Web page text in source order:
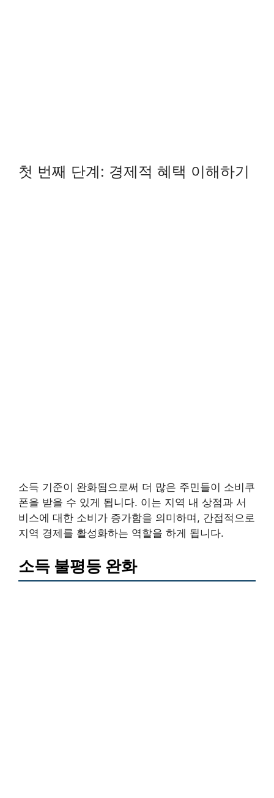
첫 번째 단계: 경제적 혜택 이해하기
소득 기준이 완화됨으로써 더 많은 주민들이 소비쿠
폰을 받을 수 있게 됩니다. 이는 지역 내 상점과 서
비스에 대한 소비가 증가함을 의미하며, 간접적으로
지역 경제를 활성화하는 역할을 하게 됩니다.
소득 불평등 완화